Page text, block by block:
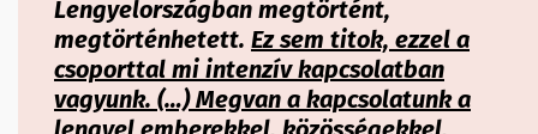
Lengyelországban megtörtént,
megtörténhetett. Ez sem titok, ezzel a
csoporttal mi intenzív kapcsolatban
vagyunk. (…) Megvan a kapcsolatunk a